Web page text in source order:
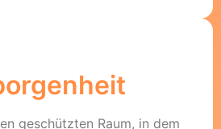
geschützten Raum, in dem